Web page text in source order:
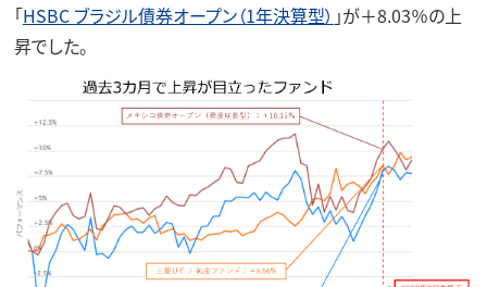
「HSBC ブラジル債券オープン（1年決算型） 」が＋8.03％の上
昇でした。